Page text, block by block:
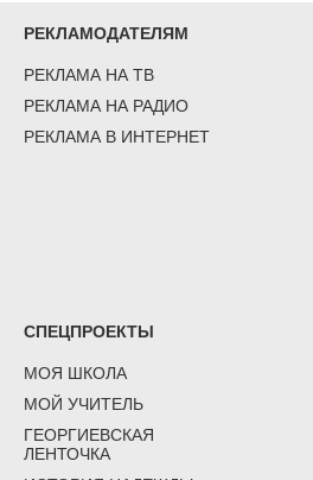
РЕКЛАМОДАТЕЛЯМ
РЕКЛАМА НА ТВ
РЕКЛАМА НА РАДИО
РЕКЛАМА В ИНТЕРНЕТ
СПЕЦПРОЕКТЫ
МОЯ ШКОЛА
МОЙ УЧИТЕЛЬ
ГЕОРГИЕВСКАЯ
ЛЕНТОЧКА